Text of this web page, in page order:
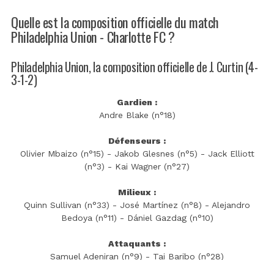
Quelle est la composition officielle du match
Philadelphia Union - Charlotte FC ?
Philadelphia Union, la composition officielle de J. Curtin (4-
3-1-2)
Gardien :
Andre Blake (n°18)
Défenseurs :
Olivier Mbaizo (n°15) - Jakob Glesnes (n°5) - Jack Elliott
(n°3) - Kai Wagner (n°27)
Milieux :
Quinn Sullivan (n°33) - José Martínez (n°8) - Alejandro
Bedoya (n°11) - Dániel Gazdag (n°10)
Attaquants :
Samuel Adeniran (n°9) - Tai Baribo (n°28)